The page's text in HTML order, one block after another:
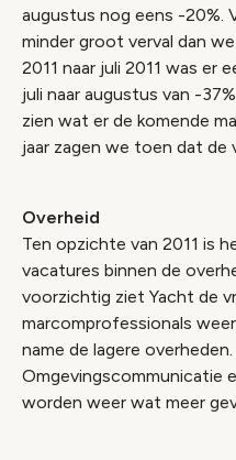
augustus nog eens -20%.
minder groot verval dan
2011 naar juli 2011 was er
juli naar augustus van -
zien wat er de komende
jaar zagen we toen dat de
Overheid
Ten opzichte van 2011 is
vacatures binnen de
voorzichtig ziet Yacht de
marcomprofessionals
name de lagere
Omgevingscommunicatie
worden weer wat meer